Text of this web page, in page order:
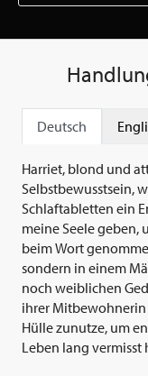
Deutsch
Harriet, blond und
Selbstbewusstsein,
Schlaftabletten ein
meine Seele geben,
beim Wort
sondern in einem
noch weiblichen
ihrer Mitbewohnerin
Hülle zunutze, um
Leben lang